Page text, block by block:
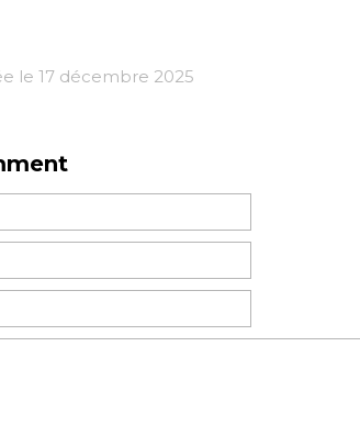
le 17 décembre 2025